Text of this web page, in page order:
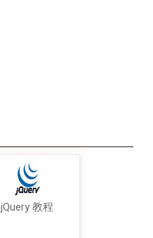
jQuery 教程